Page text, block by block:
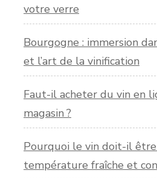
votre verre
Bourgogne : immersion
et l’art de la vinification
Faut-il acheter du vin en
magasin ?
Pourquoi le vin doit-il être
température fraîche et